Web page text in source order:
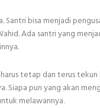
Santri bisa menjadi
Ada santri yang
tetap dan terus
Siapa pun yang akan
melawannya.